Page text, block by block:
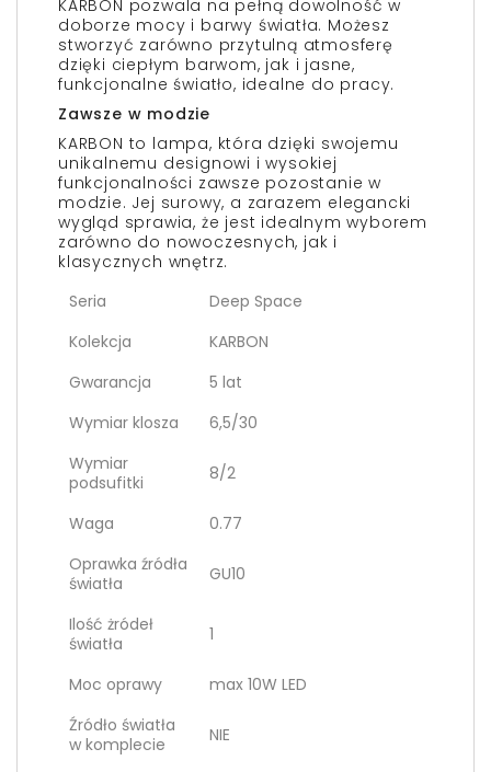
KARBON pozwala na pełną dowolność w
doborze mocy i barwy światła. Możesz
stworzyć zarówno przytulną atmosferę
dzięki ciepłym barwom, jak i jasne,
funkcjonalne światło, idealne do pracy.
Zawsze w modzie
KARBON to lampa, która dzięki swojemu
unikalnemu designowi i wysokiej
funkcjonalności zawsze pozostanie w
modzie. Jej surowy, a zarazem elegancki
wygląd sprawia, że jest idealnym wyborem
zarówno do nowoczesnych, jak i
klasycznych wnętrz.
Seria
Deep Space
Kolekcja
KARBON
Gwarancja
5 lat
Wymiar klosza
6,5/30
Wymiar
podsufitki
8/2
Waga
0.77
Oprawka źródła
światła
GU10
Ilość żródeł
światła
1
Moc oprawy
max 10W LED
Źródło światła
w komplecie
NIE